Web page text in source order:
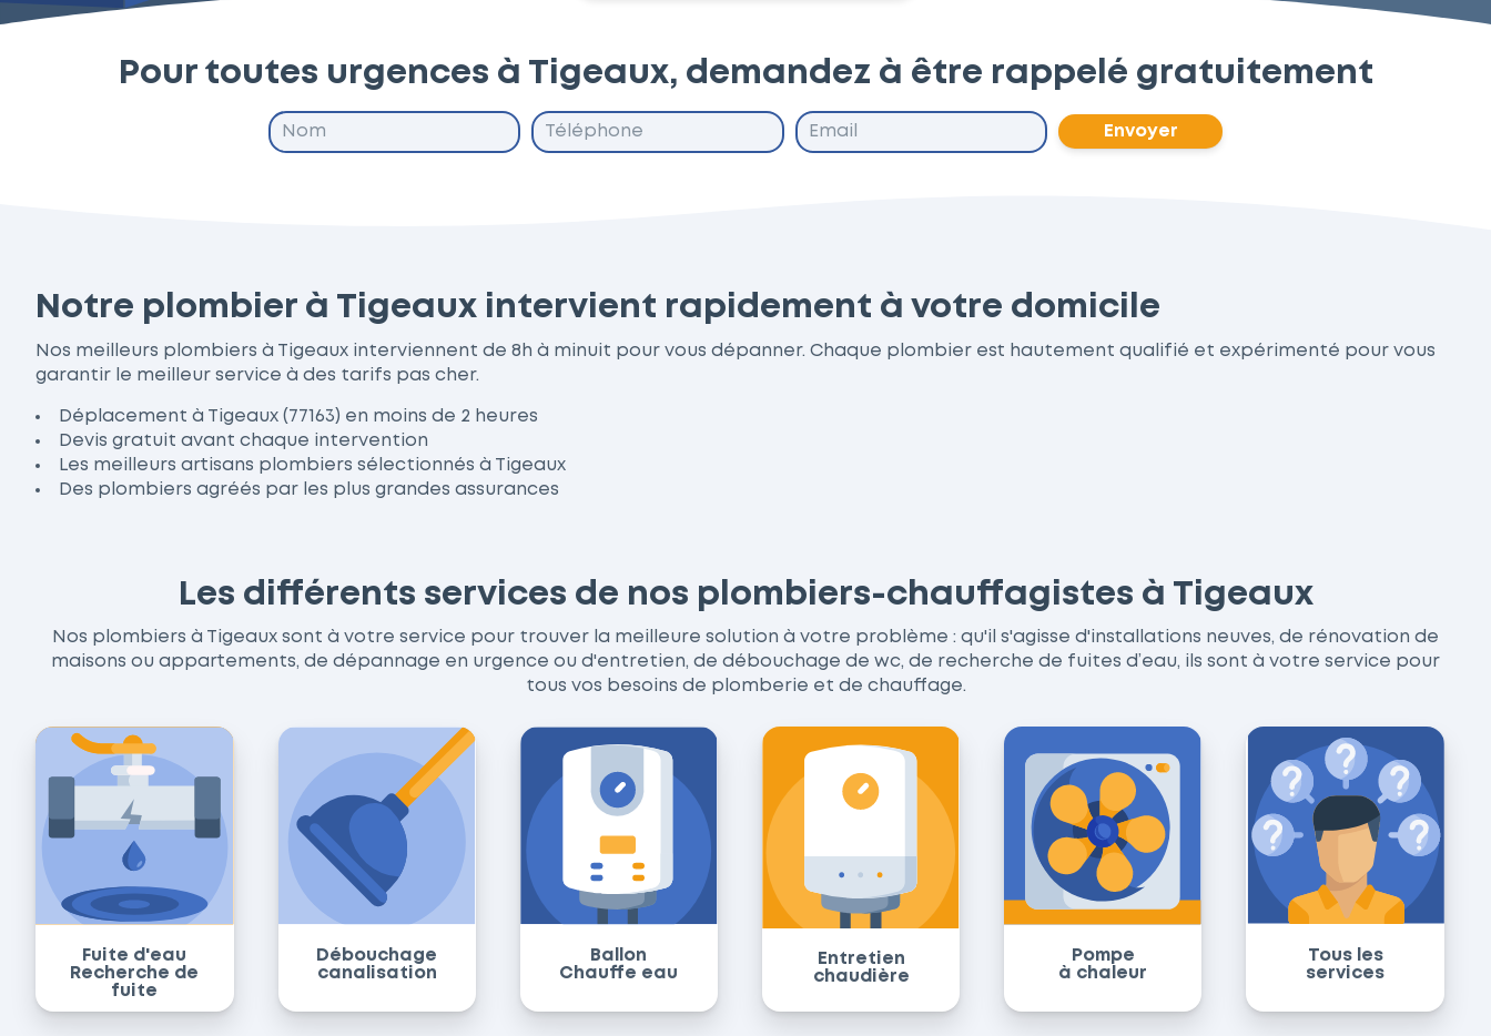
Pour toutes urgences à Tigeaux, demandez à être rappelé gratuitement
Envoyer
Notre plombier à Tigeaux intervient rapidement à votre domicile
Nos meilleurs plombiers à Tigeaux interviennent de 8h à minuit pour vous dépanner. Chaque plombier est hautement qualifié et expérimenté pour vous
garantir le meilleur service à des tarifs pas cher.
Déplacement à Tigeaux (77163) en moins de 2 heures
Devis gratuit avant chaque intervention
Les meilleurs artisans plombiers sélectionnés à Tigeaux
Des plombiers agréés par les plus grandes assurances
Les différents services de nos plombiers-chauffagistes à Tigeaux
Nos plombiers à Tigeaux sont à votre service pour trouver la meilleure solution à votre problème : qu'il s'agisse d'installations neuves, de rénovation de
maisons ou appartements, de dépannage en urgence ou d'entretien, de débouchage de wc, de recherche de fuites d’eau, ils sont à votre service pour
tous vos besoins de plomberie et de chauffage.
Fuite d'eau
Recherche de
fuite
Débouchage
canalisation
Ballon
Chauffe eau
Entretien
chaudière
Pompe
à chaleur
Tous les
services